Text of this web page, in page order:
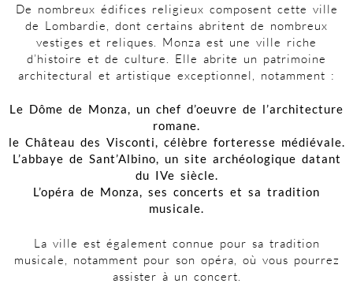
De nombreux édifices religieux composent cette ville
de Lombardie, dont certains abritent de nombreux
vestiges et reliques. Monza est une ville riche
d’histoire et de culture. Elle abrite un patrimoine
architectural et artistique exceptionnel, notamment :
Le Dôme de Monza, un chef d’oeuvre de l’architecture
romane.
le Château des Visconti, célèbre forteresse médiévale.
L’abbaye de Sant’Albino, un site archéologique datant
du IVe siècle.
L’opéra de Monza, ses concerts et sa tradition
musicale.
La ville est également connue pour sa tradition
musicale, notamment pour son opéra, où vous pourrez
assister à un concert.